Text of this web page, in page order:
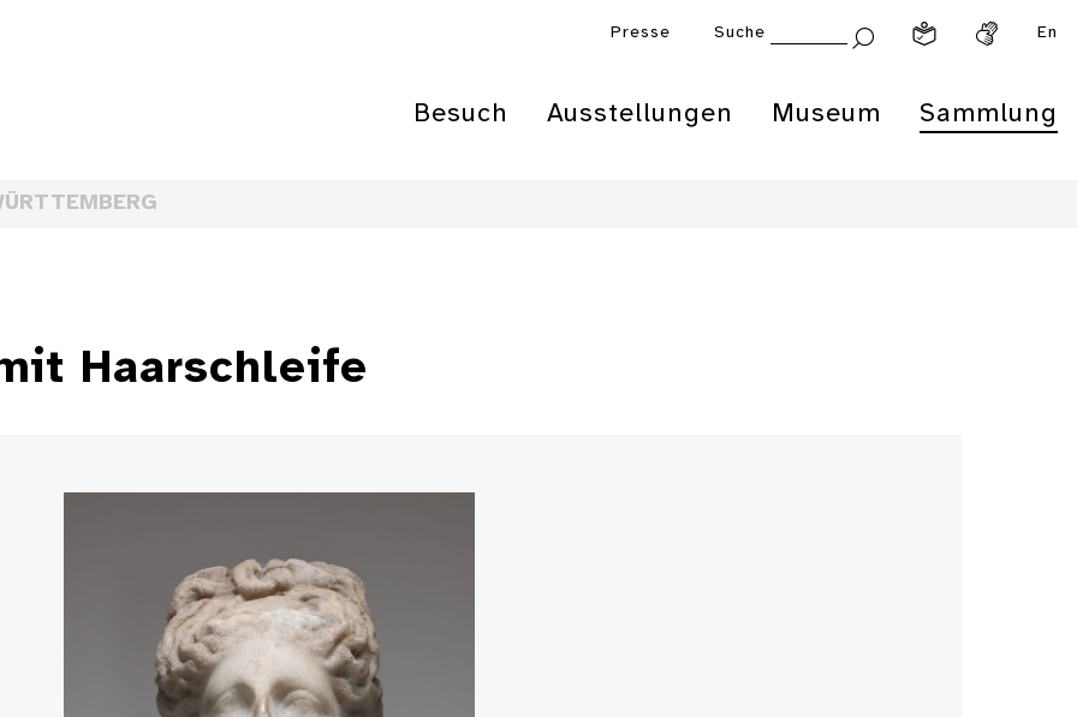
Presse Suche En
Besuch Ausstellungen Museum Sammlung
Haarschleife